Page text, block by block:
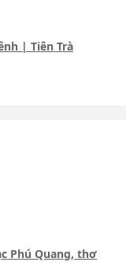
| Tiên Trà
Phú Quang, thơ